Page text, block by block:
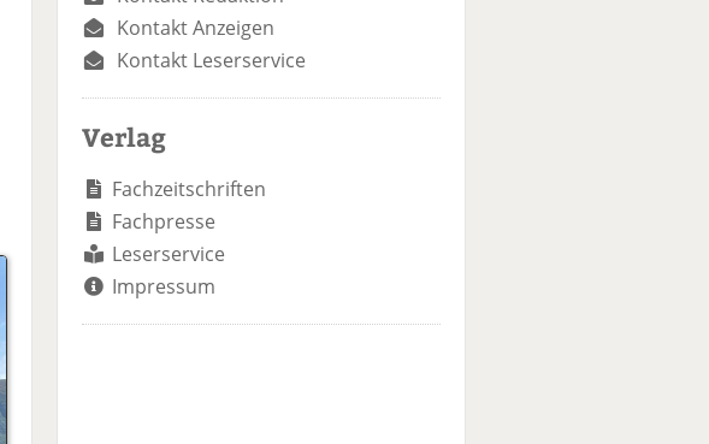
Kontakt Anzeigen
Kontakt Leserservice
Verlag
Fachzeitschriften
Fachpresse
Leserservice
Impressum